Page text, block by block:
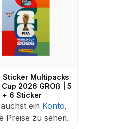
Sticker Multipacks
Cup 2026 GROß | 5
+ 6 Sticker
ein Konto,
Preise zu sehen.